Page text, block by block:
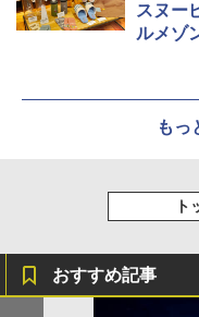
スヌー
ルメゾ
もっ
ト
おすすめ記事